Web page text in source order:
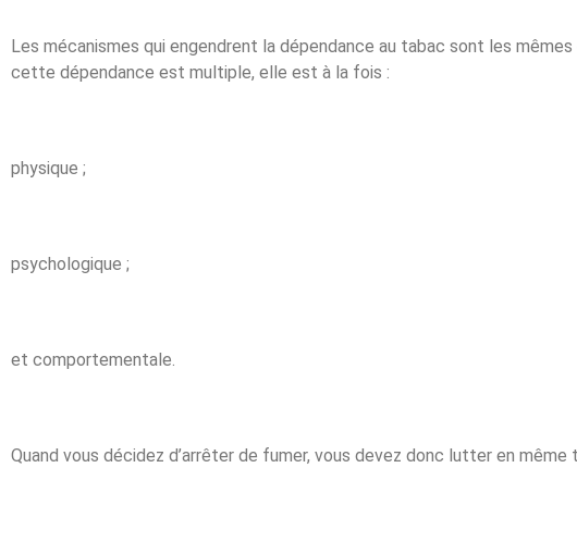
Les mécanismes qui engendrent la dépendance au tabac sont les
cette dépendance est multiple, elle est à la fois :
physique ;
psychologique ;
et comportementale.
Quand vous décidez d’arrêter de fumer, vous devez donc lutter en